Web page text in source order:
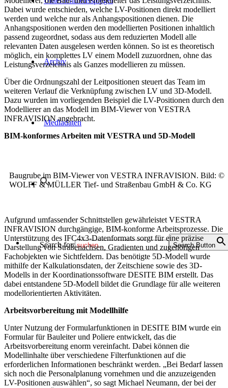
Archiv
Mediadaten
Search for: Search Button
Dabei wurde entschieden, welche LV-Positionen direkt modelliert
werden und welche nur als Anhangspositionen dienen. Die
Anhangspositionen werden den modellierten Positionen inhaltlich
passend zugeordnet, sodass aus dem reduzierten Modell alle
relevanten Daten ausgelesen werden können. So ist es theoretisch
möglich, ein komplettes LV einem Modell zuzuordnen, ohne das
Leistungsverzeichnis als Ganzes modellieren zu müssen.
Über die Ordnungszahl der Leitpositionen steuert das Team im
weiteren Verlauf die Verknüpfung zwischen LV und 3D-Modell.
Dazu wurden im vorliegenden Beispiel die LV-Positionen durch den
Modellierer an das Modell im BIM-Viewer von VESTRA
INFRAVISION angebracht.
BIM-konformes Arbeiten mit VESTRA und 5D-Modell
Baugrube im BIM-Viewer von VESTRA INFRAVISION. Bild: ©
WOLFF & MÜLLER Tief- und Straßenbau GmbH & Co. KG
Aufgrund umfassender Schnittstellen gewährleistet VESTRA
INFRAVISION durchgängige, BIM-konforme Arbeitsprozesse. Die
Unterstützung des IFC4x3-Datenformats sorgt für eine präzise
Darstellung von Straßenachsen, Gradienten und zugehörigen
Fachobjekten wie Sichtfeldern. Das benötigte 5D-Modell wurde
mithilfe der Kalkulationsdaten, der Zeitschiene sowie des 3D-
Modells in der Koordinationssoftware DESITE BIM erstellt. Das
dabei entstandene 5D-Modell bildet die Grundlage für alle weiteren
modellorientierten Aktivitäten.
Arbeitsvorbereitung mit Modellhilfe
Unter Nutzung der Formularfunktionen in DESITE BIM wurde ein
Formular für Bauleiter und Poliere entwickelt, das die
Arbeitsvorbereitung enorm vereinfacht. Dabei können die
Modellinhalte über verschiedene Filterfunktionen auf die
erforderlichen Informationen beschränkt werden. „Bei Bedarf lassen
sich noch die Personalplanung vornehmen und die anzuzeigenden
LV-Positionen auswählen“, so sagt Michael Neumann, der bei der